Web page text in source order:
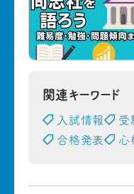
関連キーワード
入試情報 受
合格発表
心